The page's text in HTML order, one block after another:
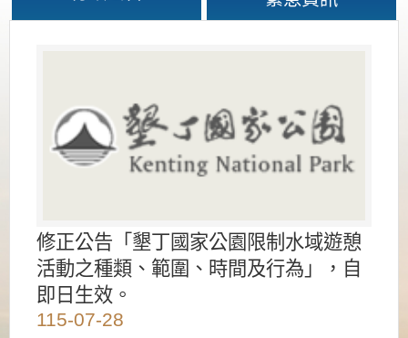
修正公告「墾丁國家公園限制水域遊憩
活動之種類、範圍、時間及行為」，自
即日生效。
115-07-28